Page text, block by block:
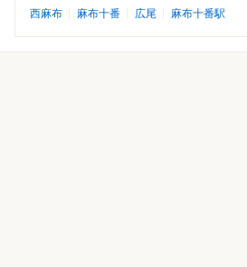
西麻布 麻布十番 広尾 麻布十番駅